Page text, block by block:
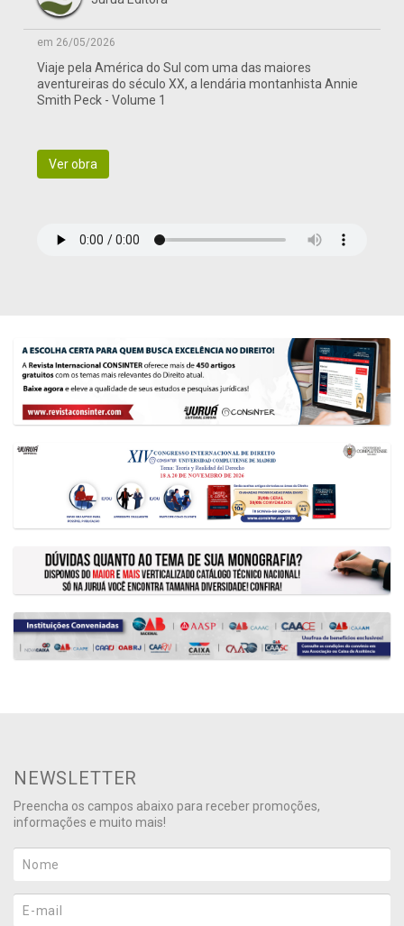
em 26/05/2026
Viaje pela América do Sul com uma das maiores
aventureiras do século XX, a lendária montanhista Annie
Smith Peck - Volume 1
Ver obra
NEWSLETTER
Preencha os campos abaixo para receber promoções,
informações e muito mais!